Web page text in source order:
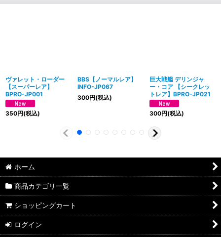
ヴァレット・ローダー
【スーパーレア】
BPRO-JP001
350円(税込)
BBS【ノーマルレア】
INFO-JP067
300円(税込)
巨大戦艦 デリンジャ
ー・コア 【シークレッ
トレア】BPRO-JP021
300円(税込)
ホーム
商品カテゴリ一覧
ショッピングカート
ログイン